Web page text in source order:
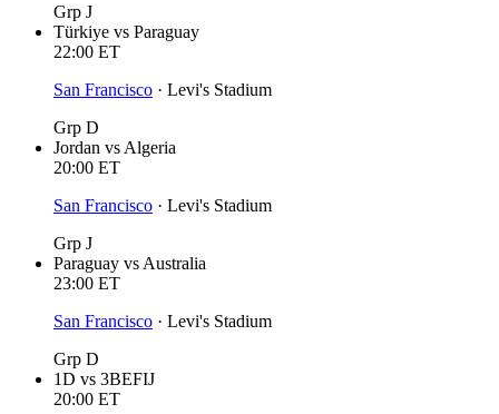
Grp J
Türkiye vs Paraguay
22:00 ET
San Francisco · Levi's Stadium
Grp D
Jordan vs Algeria
20:00 ET
San Francisco · Levi's Stadium
Grp J
Paraguay vs Australia
23:00 ET
San Francisco · Levi's Stadium
Grp D
1D vs 3BEFIJ
20:00 ET